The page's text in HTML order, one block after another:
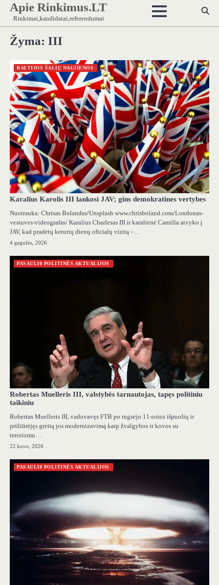
Skip
content
Apie Rinkimus.LT
Rinkimai,kandidatai,referendumai
Žyma: III
BALTIJOS ŠALIŲ NAUJIENOS
Karalius Karolis III lankosi JAV; gins demokratines vertybes
Nuotrauka: Chrisas Bolandas/Unsplash www.chrisboland.com/Londonas-
vestuves-videografas/ Karalius Charlesas III ir karalienė Camilla atvyko į
JAV, kad pradėtų keturių dienų oficialų vizitą –…
4 gegužės, 2026
PASAULI0 POLITINĖS AKTUALIJOS
Robertas Muelleris III, valstybės tarnautojas, tapęs politiniu
taikiniu
Robertas Muelleris III, vadovavęs FTB po rugsėjo 11-osios išpuolių ir
prižiūrėjęs greitą jos modernizavimą kaip žvalgybos ir kovos su
terorizmu…
22 kovo, 2026
PASAULI0 POLITINĖS AKTUALIJOS